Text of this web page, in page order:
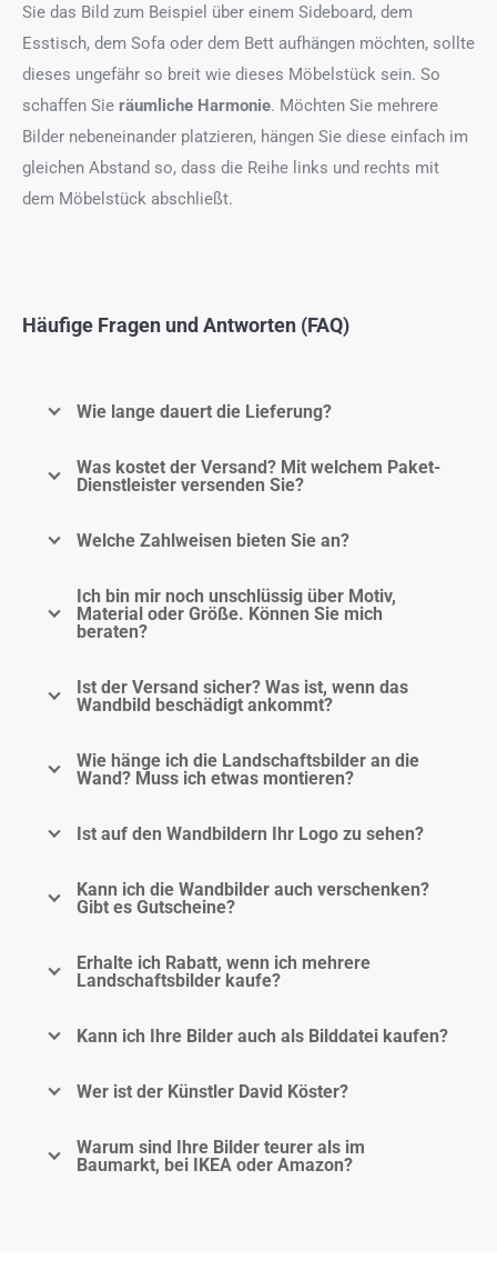
Sie das Bild zum Beispiel über einem Sideboard, dem
Esstisch, dem Sofa oder dem Bett aufhängen möchten, sollte
dieses ungefähr so breit wie dieses Möbelstück sein. So
schaffen Sie räumliche Harmonie. Möchten Sie mehrere
Bilder nebeneinander platzieren, hängen Sie diese einfach im
gleichen Abstand so, dass die Reihe links und rechts mit
dem Möbelstück abschließt.
Häufige Fragen und Antworten (FAQ)
Wie lange dauert die Lieferung?
Was kostet der Versand? Mit welchem Paket-
Dienstleister versenden Sie?
Welche Zahlweisen bieten Sie an?
Ich bin mir noch unschlüssig über Motiv,
Material oder Größe. Können Sie mich
beraten?
Ist der Versand sicher? Was ist, wenn das
Wandbild beschädigt ankommt?
Wie hänge ich die Landschaftsbilder an die
Wand? Muss ich etwas montieren?
Ist auf den Wandbildern Ihr Logo zu sehen?
Kann ich die Wandbilder auch verschenken?
Gibt es Gutscheine?
Erhalte ich Rabatt, wenn ich mehrere
Landschaftsbilder kaufe?
Kann ich Ihre Bilder auch als Bilddatei kaufen?
Wer ist der Künstler David Köster?
Warum sind Ihre Bilder teurer als im
Baumarkt, bei IKEA oder Amazon?